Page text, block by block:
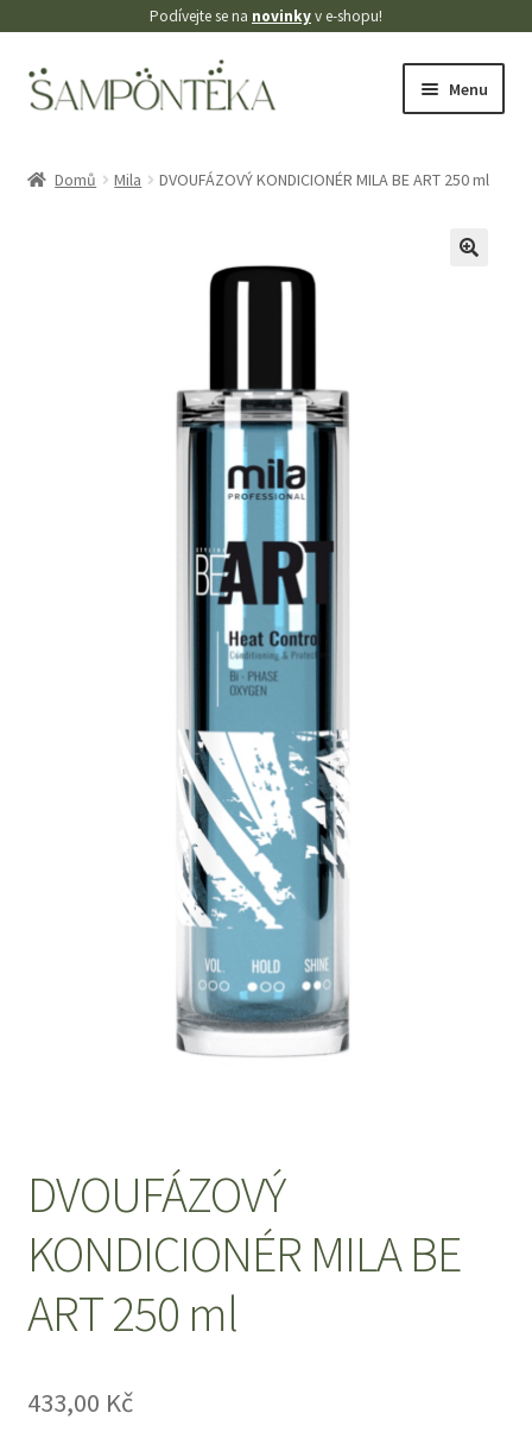
Podívejte se na novinkyv e-shopu!
Přeskočit
na
Přejít
k
Menu
Odstoupení od smlouvy
Výměna a vrácení zboží
Zásady ochrany osobních údajů
Domů Mila DVOUFÁZOVÝ KONDICIONÉR MILA BE ART 250 ml
DVOUFÁZOVÝ
KONDICIONÉR MILA BE
ART 250 ml
433,00 Kč